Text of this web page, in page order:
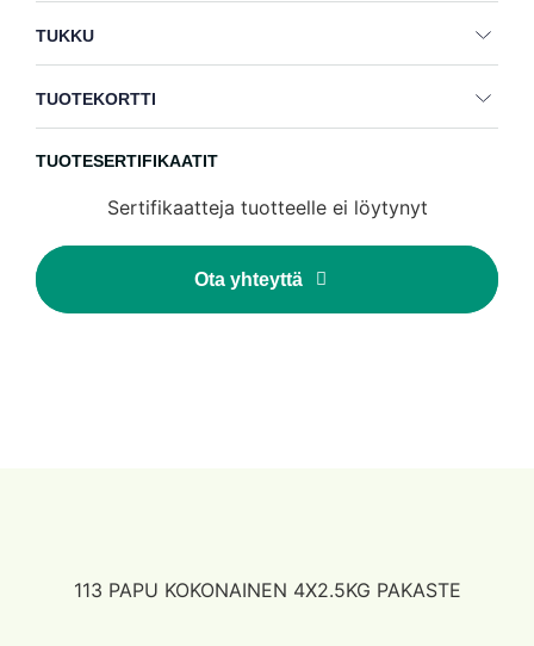
TUKKU
TUOTEKORTTI
TUOTESERTIFIKAATIT
Sertifikaatteja tuotteelle ei löytynyt
Ota yhteyttä
113 PAPU KOKONAINEN 4X2.5KG PAKASTE